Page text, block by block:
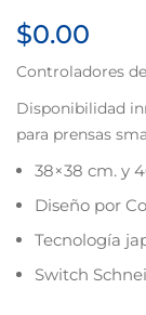
$0.00
Controladores
Disponibilidad
para prensas
38×38 cm. y
Diseño por
Tecnología
Switch